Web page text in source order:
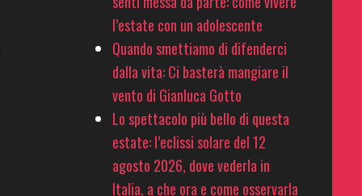
l’estate con un adolescente
Quando smettiamo di difenderci
dalla vita: Ci basterà mangiare il
vento di Gianluca Gotto
Lo spettacolo più bello di questa
estate: l’eclissi solare del 12
agosto 2026, dove vederla in
Italia, a che ora e come osservarla